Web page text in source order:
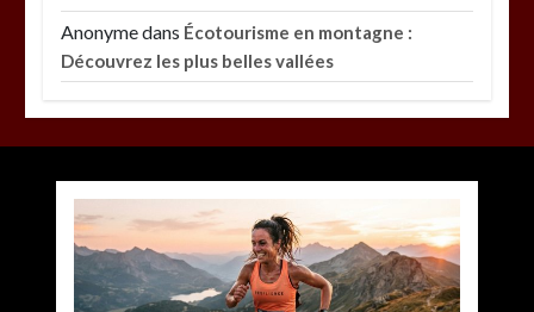
Anonymedans Écotourisme en montagne :
Découvrez les plus belles vallées
Paysagiste à Sainte-Eulalie : ce qui sépare le bon
de l’excellent
parPovoski 5 août 2026
6 minutes
2 jours